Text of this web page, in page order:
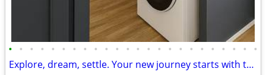
• • • • • • • • • • • • • • • • • • • • • • • •
Explore, dream, settle. Your new journey starts with this 3 BR.